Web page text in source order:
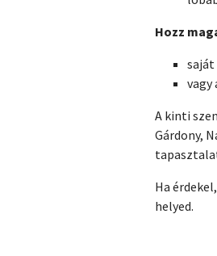
Hozz
vagy
A kinti
Gárdony,
Ha
helyed.